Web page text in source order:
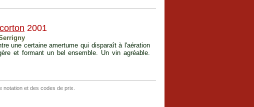
2001
une certaine amertume qui disparaît à l'aération
et formant un bel ensemble. Un vin agréable.
et des codes de prix.